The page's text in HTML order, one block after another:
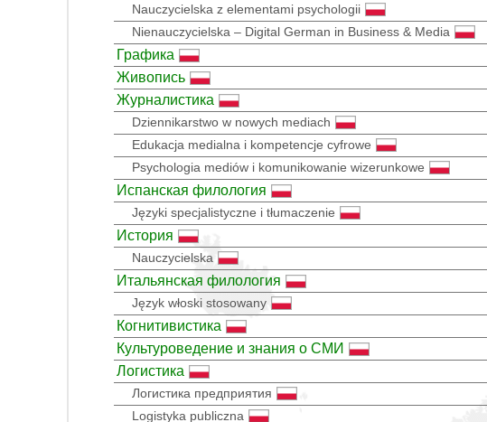
Nauczycielska z elementami psychologii
Nienauczycielska – Digital German in Business & Media
Графика
Живопись
Журналистика
Dziennikarstwo w nowych mediach
Edukacja medialna i kompetencje cyfrowe
Psychologia mediów i komunikowanie wizerunkowe
Испанская филология
Języki specjalistyczne i tłumaczenie
История
Nauczycielska
Итальянская филология
Język włoski stosowany
Когнитивистика
Культуроведение и знания о СМИ
Логистика
Логистика предприятия
Logistyka publiczna